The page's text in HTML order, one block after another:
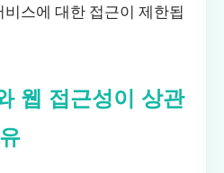
스에 대한 접근이 제한됩
웹 접근성이 상관